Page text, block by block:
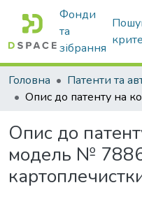
Фонди
та
зібрання
Головна
Опис до
модель №